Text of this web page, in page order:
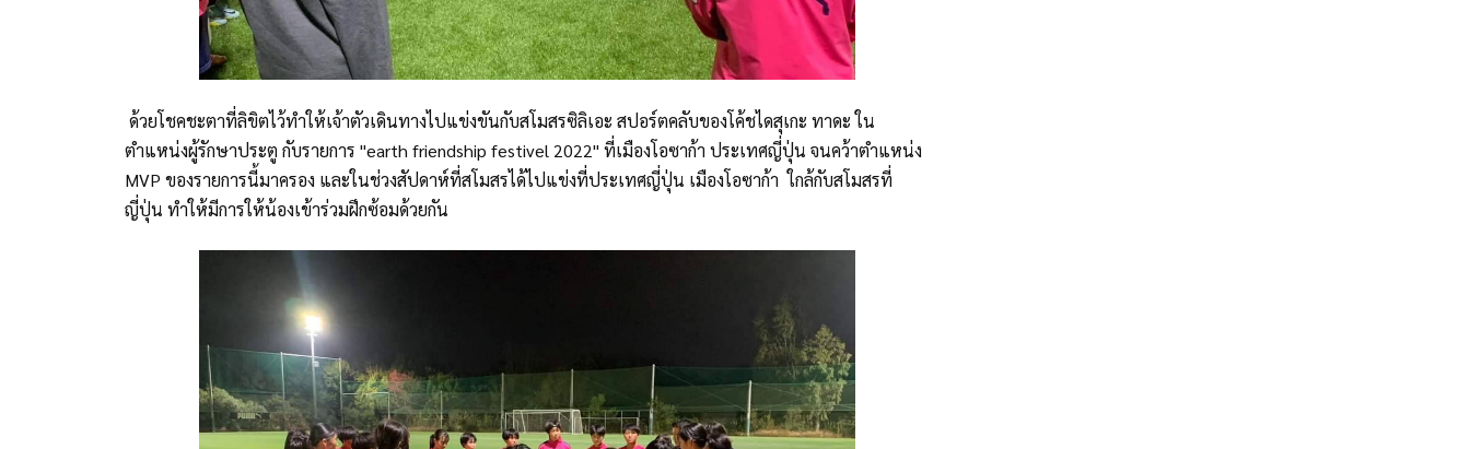
ด้วยโชคชะตาที่ลิขิตไว้ทำให้เจ้าตัวเดินทางไปแข่งขันกับสโมสรซิลิเอะ สปอร์ตคลับของโค้ชไดสุเกะ ทาดะ ใน
ตำแหน่งผู้รักษาประตู กับรายการ "earth friendship festivel 2022" ที่เมืองโอซาก้า ประเทศญี่ปุ่น จนคว้าตำแหน่ง
MVP ของรายการนี้มาครอง และในช่วงสัปดาห์ที่สโมสรได้ไปแข่งที่ประเทศญี่ปุ่น เมืองโอซาก้า ใกล้กับสโมสรที่
ญี่ปุ่น ทำให้มีการให้น้องเข้าร่วมฝึกซ้อมด้วยกัน